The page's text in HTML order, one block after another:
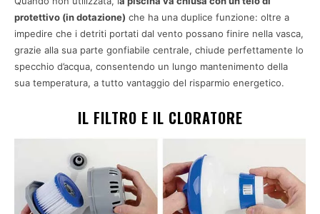
protettivo (in dotazione) che ha una duplice funzione: oltre a
impedire che i detriti portati dal vento possano finire nella vasca,
grazie alla sua parte gonfiabile centrale, chiude perfettamente lo
specchio d’acqua, consentendo un lungo mantenimento della
sua temperatura, a tutto vantaggio del risparmio energetico.
IL FILTRO E IL CLORATORE